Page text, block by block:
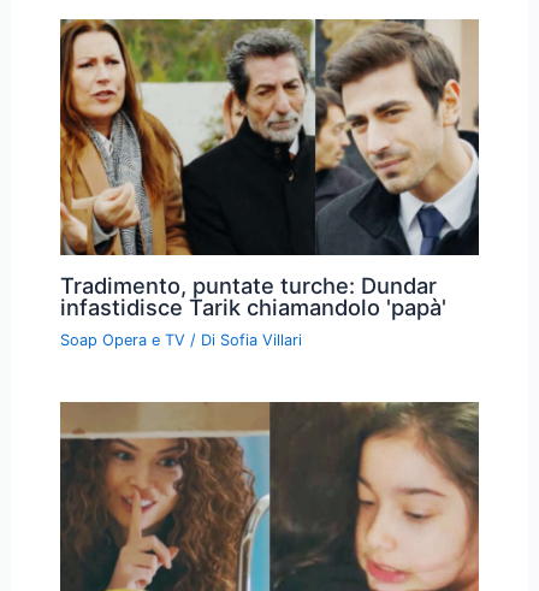
Tradimento, puntate turche: Dundar
infastidisce Tarik chiamandolo 'papà'
Soap Opera e TV / Di Sofia Villari